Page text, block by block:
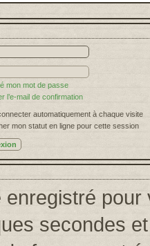
mon mot de passe
l’e-mail de confirmation
automatiquement à chaque visite
mon statut en ligne pour cette session
pour
secondes